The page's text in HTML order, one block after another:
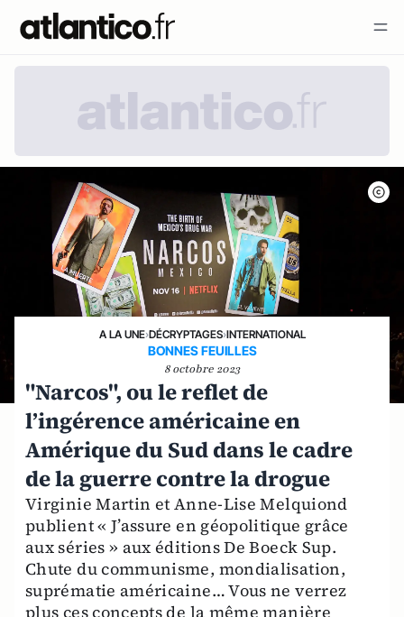
A LA UNE›DÉCRYPTAGES›INTERNATIONAL
BONNES FEUILLES
8 octobre 2023
"Narcos", ou le reflet de
l’ingérence américaine en
Amérique du Sud dans le cadre
de la guerre contre la drogue
Virginie Martin et Anne-Lise Melquiond
publient « J’assure en géopolitique grâce
aux séries » aux éditions De Boeck Sup.
Chute du communisme, mondialisation,
suprématie américaine… Vous ne verrez
plus ces concepts de la même manière